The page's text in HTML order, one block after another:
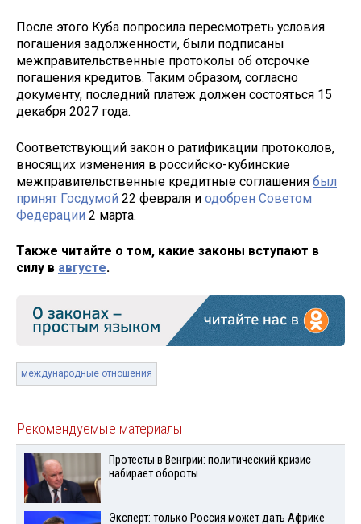
После этого Куба попросила пересмотреть условия
погашения задолженности, были подписаны
межправительственные протоколы об отсрочке
погашения кредитов. Таким образом, согласно
документу, последний платеж должен состояться 15
декабря 2027 года.
Соответствующий закон о ратификации протоколов,
вносящих изменения в российско-кубинские
межправительственные кредитные соглашения был
принят Госдумой 22 февраля и одобрен Советом
Федерации 2 марта.
Также читайте о том, какие законы вступают в
силу в августе.
международные отношения
Рекомендуемые материалы
Протесты в Венгрии: политический кризис
набирает обороты
Эксперт: только Россия может дать Африке